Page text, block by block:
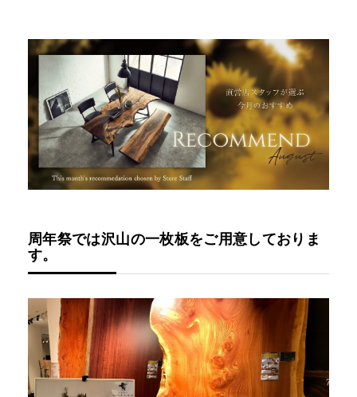
MOKUBA CHANNEL
よくあるご質問
お問い合わせ
周年祭では沢山の一枚板をご用意しておりま
す。